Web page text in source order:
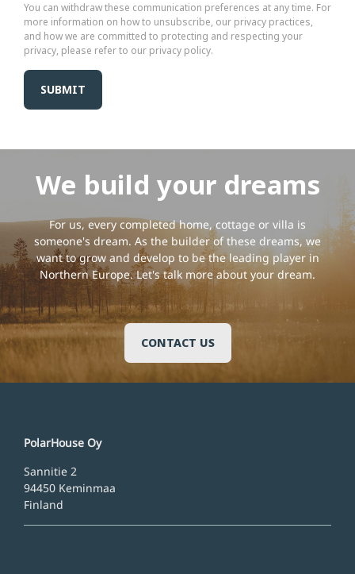
You can withdraw these communication preferences at any time. For
more information on how to unsubscribe, our privacy practices,
and how we are committed to protecting and respecting your
privacy, please refer to our privacy policy.
We build your dreams
For us, every completed home, cottage or villa is
someone's dream. As the builder of these dreams, we
want to grow and develop to be the leading player in
Northern Europe. Let's talk more about your dream.
CONTACT US
PolarHouse Oy
Sannitie 2
94450 Keminmaa
Finland